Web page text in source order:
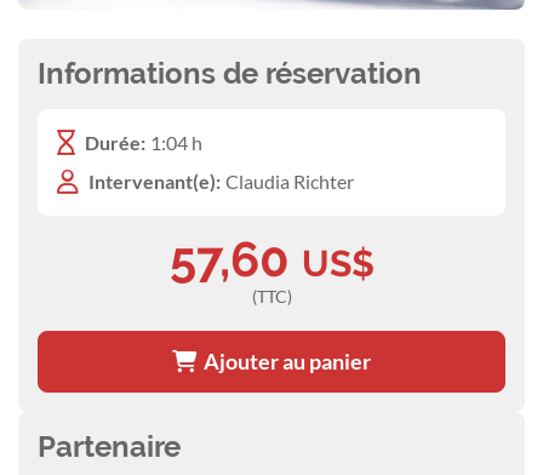
Informations de réservation
Durée: 1:04 h
Intervenant(e): Claudia Richter
57,60 US$
(TTC)
Ajouter au panier
Partenaire